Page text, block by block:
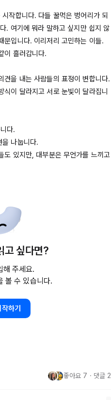
작합니다. 다들 꿀먹은 벙어리가 되
. 여기에 뭐라 말하고 싶지만 쉽지 않
문입니다. 이리저리 고민하는 이들.
이 흘러갑니다.
견을 내는 사람들의 표정이 변합니다.
이 달라지고 서로 눈빛이 달라집니
다.
을 나눕니다.
도 있지만, 대부분은 무언가를 느끼고
.(합)
다.
한 이유 또한 이와 같습니다.
입장을 모두 생각해보세요. 그러면
고 싶다면?
해 주세요.
볼 수 있습니다.
하기
좋아요 7 ・ 댓글 2